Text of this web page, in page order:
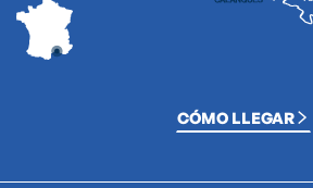
CÓMO LLEGAR